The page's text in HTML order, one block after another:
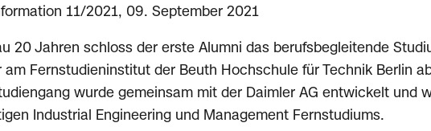
11/2021, 09. September 2021
20 Jahren schloss der erste Alumni das berufsbegleitende
am Fernstudieninstitut der Beuth Hochschule für Technik Berlin
wurde gemeinsam mit der Daimler AG entwickelt und
Industrial Engineering und Management Fernstudiums.